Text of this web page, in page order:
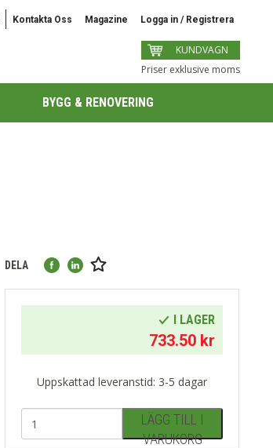
Kontakta Oss Magazine Logga in / Registrera
KUNDVAGN
Priser exklusive moms
BYGG & RENOVERING
DELA
I LAGER
733.50 kr
Uppskattad leveranstid: 3-5 dagar
LÄGG TILL I
VARUKORG